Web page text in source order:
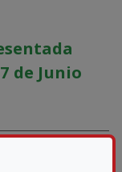
de Junio